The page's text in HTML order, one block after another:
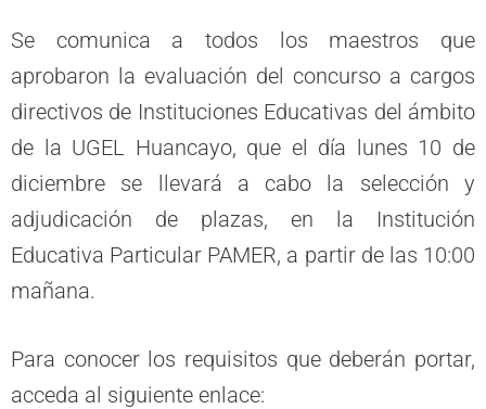
Se comunica a todos los maestros que
aprobaron la evaluación del concurso a cargos
directivos de Instituciones Educativas del ámbito
de la UGEL Huancayo, que el día lunes 10 de
diciembre se llevará a cabo la selección y
adjudicación de plazas, en la Institución
Educativa Particular PAMER, a partir de las 10:00
mañana.
Para conocer los requisitos que deberán portar,
acceda al siguiente enlace: